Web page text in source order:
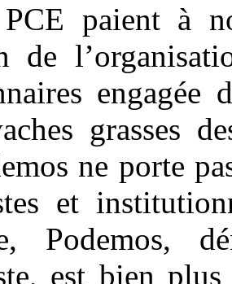
paient à
de
engagée
grasses
ne porte
et
Podemos,
est bien